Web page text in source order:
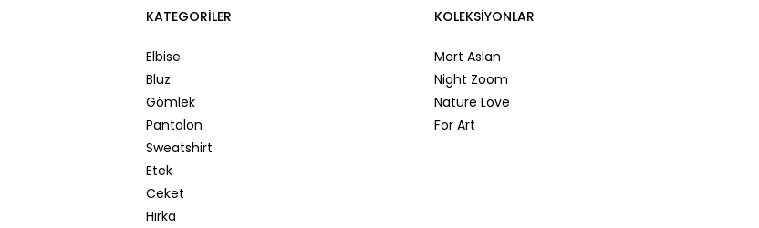
KATEGORILER
Elbise
Bluz
Gömlek
Pantolon
Sweatshirt
Etek
Ceket
Hırka
KOLEKSIYONLAR
Mert Aslan
Night Zoom
Nature Love
For Art